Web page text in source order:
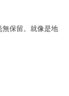
保留。就像是地